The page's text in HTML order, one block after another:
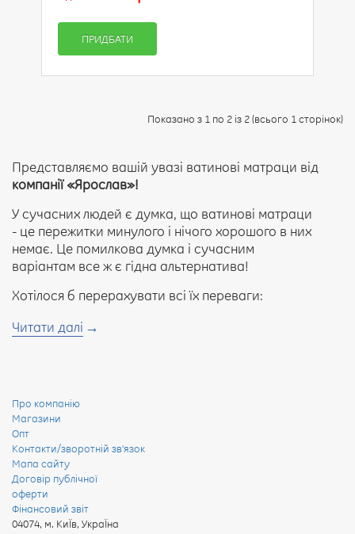
ПРИДБАТИ
Показано з 1 по 2 із 2 (всього 1 сторінок)
Представляємо вашій увазі ватинові матраци від
компанії «Ярослав»!
У сучасних людей є думка, що ватинові матраци
- це пережитки минулого і нічого хорошого в них
немає. Це помилкова думка і сучасним
варіантам все ж є гідна альтернатива!
Хотілося б перерахувати всі їх переваги:
вони досить пружні, це дозволяє вашому хребту
приймати правильне положення;
легкі в догляді;
мають невелику масу;
досить гнучкі (можна згорнути в рулон, при
зберіганні займають дуже мало місця);
коштують недорого.
Якісні ватинові
виробничої ватою. Але можна потрапити в
Читати далі
Про компанію
Магазини
Опт
Контакти/зворотній зв'язок
Мапа сайту
Договір публічної
оферти
Фінансовий звіт
04074, м. КиЇв, УкраЇна